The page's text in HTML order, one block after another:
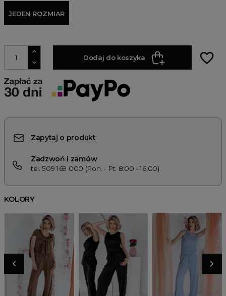
JEDEN ROZMIAR
Dodaj do koszyka favorite_border
Zapytaj o produkt
Zadzwoń i zamów
tel. 509 169 000 (Pon. - Pt. 8:00 - 16:00)
KOLORY